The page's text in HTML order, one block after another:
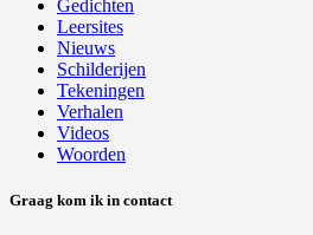
Gedichten
Leersites
Nieuws
Schilderijen
Tekeningen
Verhalen
Videos
Woorden
Graag kom ik in contact